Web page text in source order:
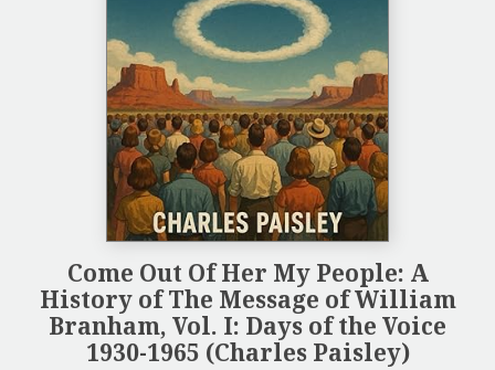
Come Out Of Her My People: A
History of The Message of William
Branham, Vol. I: Days of the Voice
1930-1965 (Charles Paisley)